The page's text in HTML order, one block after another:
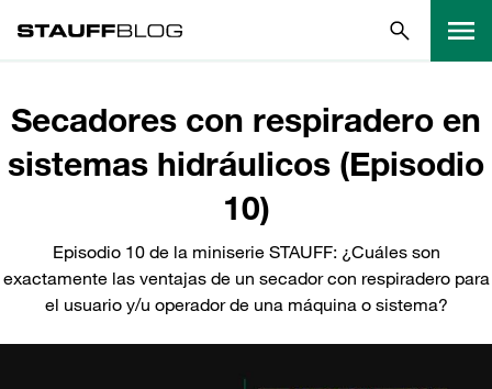
Secadores con respiradero en
sistemas hidráulicos (Episodio
10)
Episodio 10 de la miniserie STAUFF: ¿Cuáles son
exactamente las ventajas de un secador con respiradero para
el usuario y/u operador de una máquina o sistema?